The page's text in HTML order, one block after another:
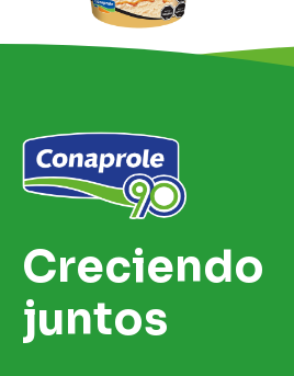
Creciendo
juntos